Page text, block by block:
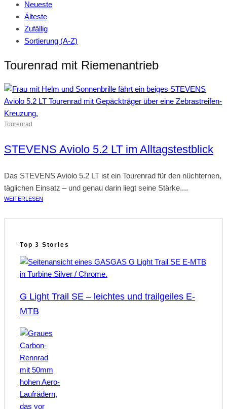
Neueste
Älteste
Zufällig
Sortierung (A-Z)
Tourenrad mit Riemenantrieb
Tourenrad
STEVENS Aviolo 5.2 LT im Alltagstestblick
Das STEVENS Aviolo 5.2 LT ist ein Tourenrad für den nüchternen,
täglichen Einsatz – und genau darin liegt seine Stärke....
WEITERLESEN
Top 3 Stories
G Light Trail SE – leichtes und trailgeiles E-
MTB